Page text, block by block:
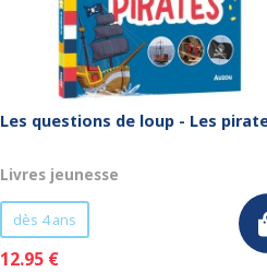
Les questions de loup - Les
Livres jeunesse
dès 4 ans
12.95 €